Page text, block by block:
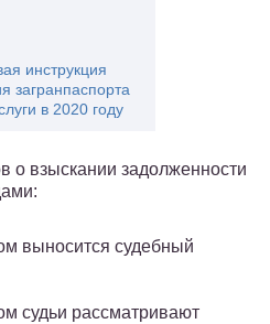
инструкция
загранпаспорта
в 2020 году
о взыскании задолженности
выносится судебный
судьи рассматривают